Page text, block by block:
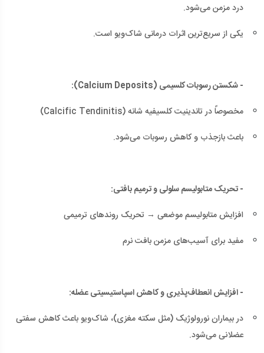
درد مزمن می‌شود.
یکی از سریع‌ترین اثرات درمانی شاک‌ویو است.
- شکستن رسوبات کلسیمی (Calcium Deposits):
مخصوصاً در تاندینیت کلسیفیه شانه (Calcific Tendinitis)
باعث بازجذب و کاهش رسوبات می‌شود.
- تحریک متابولیسم سلولی و ترمیم بافتی:
افزایش متابولیسم موضعی → تحریک روندهای ترمیمی
مفید برای آسیب‌های مزمن بافت نرم
- افزایش انعطاف‌پذیری و کاهش اسپاستیسیتی عضله:
در بیماران نورولوژیک (مثل سکته مغزی)، شاک‌ویو باعث کاهش سفتی
عضلانی می‌شود.